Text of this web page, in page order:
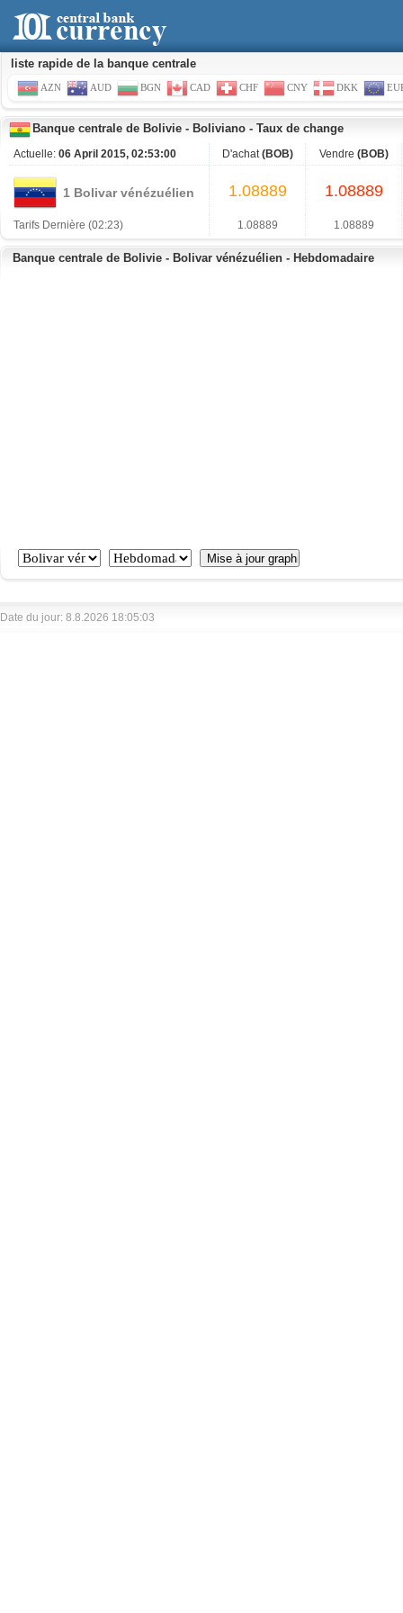
liste rapide de la banque centrale
AZN AUD BGN CAD CHF CNY DKK
Banque centrale de Bolivie - Boliviano - Taux de change
Actuelle: 06 April 2015, 02:53:00 D'achat(BOB) Vendre (BOB)
1 Bolivar vénézuélien 1.08889 1.08889
Tarifs Dernière (02:23) 1.08889 1.08889
Banque centrale de Bolivie - Bolivar vénézuélien - Hebdomadaire
Date du jour: 8.8.2026 18:05:03